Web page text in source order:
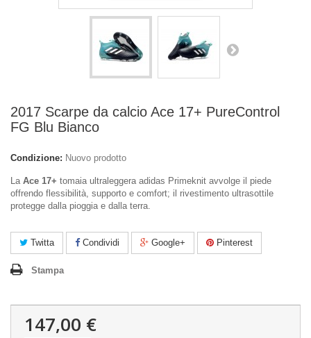
2017 Scarpe da calcio Ace 17+ PureControl
FG Blu Bianco
Condizione: Nuovo prodotto
La Ace 17+ tomaia ultraleggera adidas Primeknit avvolge il piede
offrendo flessibilità, supporto e comfort; il rivestimento ultrasottile
protegge dalla pioggia e dalla terra.
Twitta Condividi Google+ Pinterest
Stampa
147,00 €